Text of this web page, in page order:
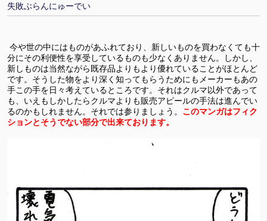
失敗ぶらんにゅーでい
今や世の中にはものがあふれており、新しいものを買わなくても十
分にその利便性を享受しているものも少なくありません。しかし、
新しものは当然ながら既存品よりもより優れていることがほとんど
です。そうした物をより深く知ってもらうためにもメーカーもあの
手この手を日々考えているところです。それはクルマ以外であって
も、いえもしかしたらクルマよりも販売アピールの手法は進んでい
るのかもしれません。それでは参りましょう。 このマンガはフィク
ションとそうでない部分で出来ております。